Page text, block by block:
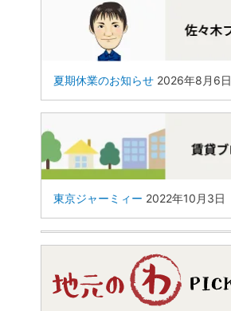
夏期休業のお知らせ 2026年8月6日
東京ジャーミィー 2022年10月3日